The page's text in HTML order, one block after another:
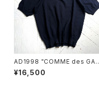
AD1998 "COMME des GAR
ÇONS HOMME PLUS" sum
mer knit
¥16,500